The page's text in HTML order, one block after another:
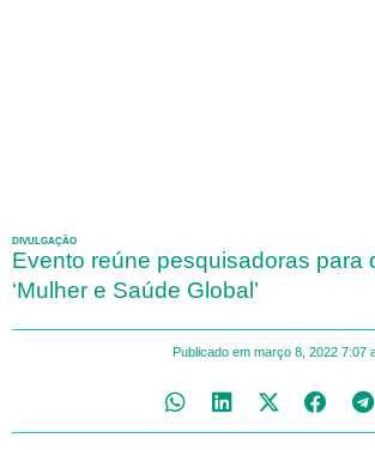
DIVULGAÇÃO
Evento reúne pesquisadoras para
‘Mulher e Saúde Global’
Publicado em março 8, 2022 7:07